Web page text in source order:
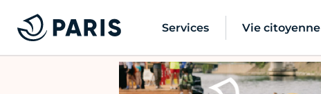
Services Vie citoyenne